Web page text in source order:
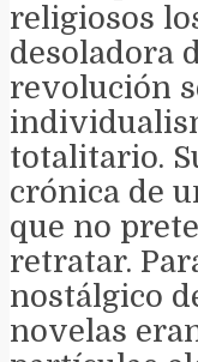
religiosos
desoladora
revolución
totalitario.
crónica de
que no
retratar.
nostálgico
novelas